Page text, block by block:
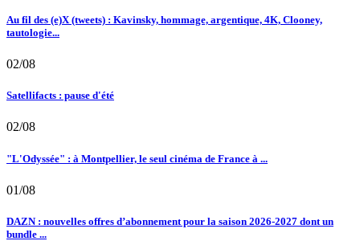
Au fil des (e)X (tweets) : Kavinsky, hommage, argentique, 4K, Clooney,
tautologie...
02/08
Satellifacts : pause d'été
02/08
"L'Odyssée" : à Montpellier, le seul cinéma de France à ...
01/08
DAZN : nouvelles offres d’abonnement pour la saison 2026-2027 dont un
bundle ...